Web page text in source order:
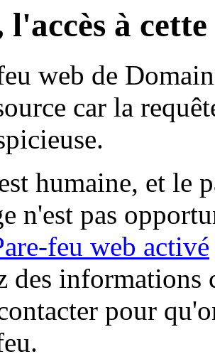
l'accès à
web de
car la
humaine, et le
n'est pas
feu web activé
des informations
pour